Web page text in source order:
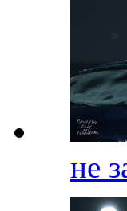
не